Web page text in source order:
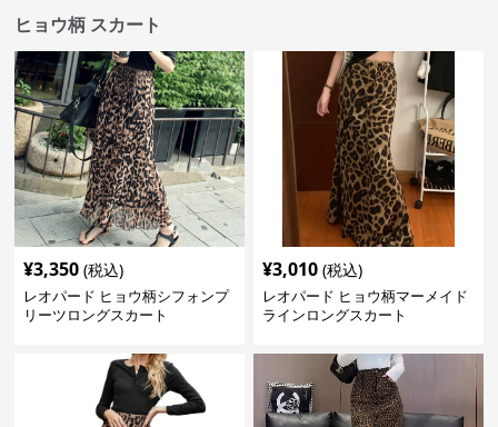
ヒョウ柄 スカート
¥3,350 (税込)
レオパード ヒョウ柄シフォンプ
リーツロングスカート
¥3,010 (税込)
レオパード ヒョウ柄マーメイド
ラインロングスカート